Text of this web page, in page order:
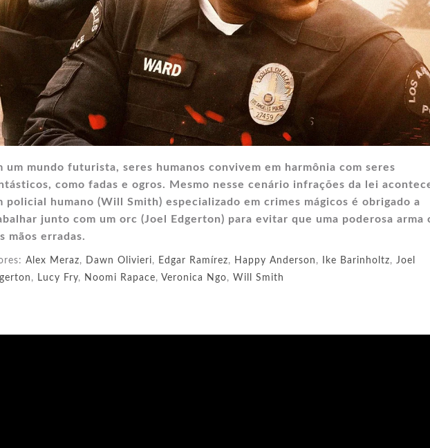
um mundo futurista, seres humanos convivem em harmônia com seres
como fadas e ogros. Mesmo nesse cenário infrações da lei
policial humano (Will Smith) especializado em crimes mágicos é obrigado a
junto com um orc (Joel Edgerton) para evitar que uma poderosa arma
mãos erradas.
Alex Meraz, Dawn Olivieri, Edgar Ramírez, Happy Anderson , Ike Barinholtz, Joel
, Lucy Fry, Noomi Rapace, Veronica Ngo, Will Smith